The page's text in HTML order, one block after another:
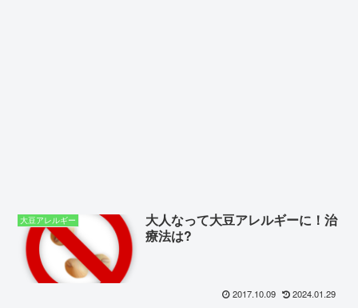
大豆アレルギー
大人なって大豆アレルギーに！治
療法は?
2017.10.09 2024.01.29